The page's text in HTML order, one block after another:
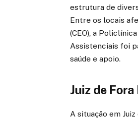
estrutura de
Entre os locais
(CEO), a
Assistenciais foi
saúde e apoio.
Juiz de
A situação em